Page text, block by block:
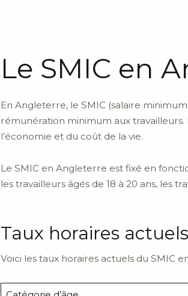
Le SMIC en
En Angleterre, le SMIC (salaire
rémunération minimum aux travailleurs.
l’économie et du coût de la vie.
Le SMIC en Angleterre est fixé en
les travailleurs âgés de 18 à 20 ans, les
Taux horaires actuels
Voici les taux horaires actuels du SMIC